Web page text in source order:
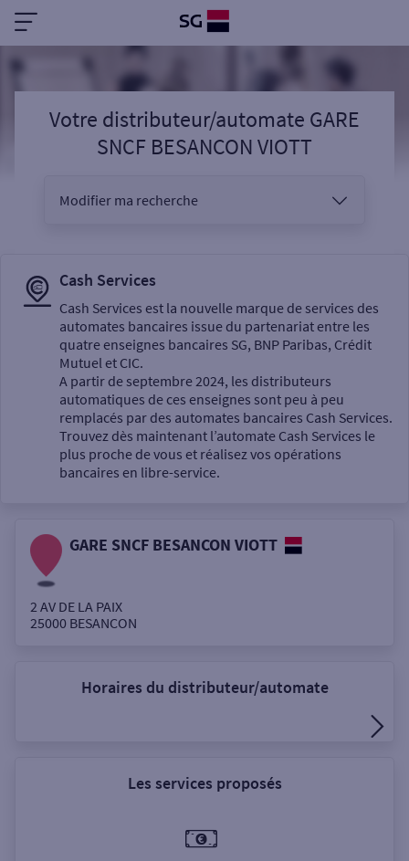
Votre distributeur/automate GARE
SNCF BESANCON VIOTT
Modifier ma recherche
Sélectionnez votre recherche
Un service
Autour de moi
Cash Services
Cash Services est la nouvelle marque de services des
automates bancaires issue du partenariat entre les
quatre enseignes bancaires SG, BNP Paribas, Crédit
Mutuel et CIC.
A partir de septembre 2024, les distributeurs
automatiques de ces enseignes sont peu à peu
remplacés par des automates bancaires Cash Services.
Trouvez dès maintenant l’automate Cash Services le
plus proche de vous et réalisez vos opérations
bancaires en libre-service.
GARE SNCF BESANCON VIOTT
2 AV DE LA PAIX
25000 BESANCON
Horaires du distributeur/automate
Les services proposés